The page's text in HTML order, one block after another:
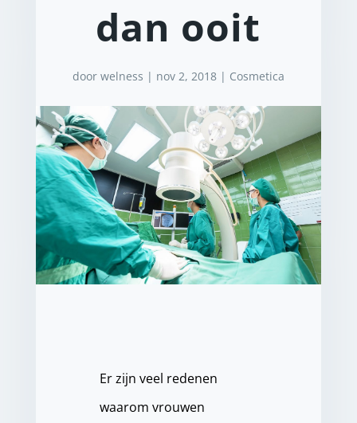
dan ooit
door welness | nov 2, 2018| Cosmetica
Er zijn veel redenen
waarom vrouwen